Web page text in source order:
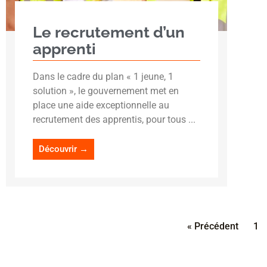
Le recrutement d’un
apprenti
Dans le cadre du plan « 1 jeune, 1
solution », le gouvernement met en
place une aide exceptionnelle au
recrutement des apprentis, pour tous ...
Découvrir →
« Précédent 1